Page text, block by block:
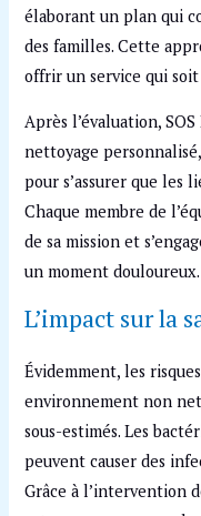
élaborant un plan qui
des familles. Cette
offrir un service qui
Après l’évaluation,
nettoyage
pour s’assurer que les
Chaque membre de
de sa mission et
un moment douloureux.
L’impact sur la
Évidemment, les
environnement non
sous-estimés. Les
peuvent causer des
Grâce à l’intervention